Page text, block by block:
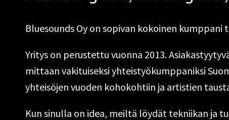
Bluesounds Oy on sopivan kokoinen
Yritys on perustettu vuonna 2013.
mittaan vakituiseksi yhteistyökumppaniksi
yhteisöjen vuoden kohokohtiin ja artistien
Kun sinulla on idea, meiltä löydät tekniikan ja